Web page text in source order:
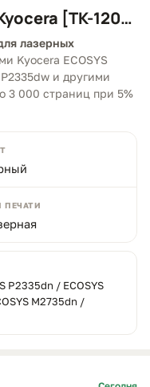
Картридж лазерный ор. Kyocera [TK-1200]
лазерных
Kyocera ECOSYS
P2335dw и другими
3 000 страниц при 5%
ПЕЧАТИ
P2335dn / ECOSYS
M2735dn /